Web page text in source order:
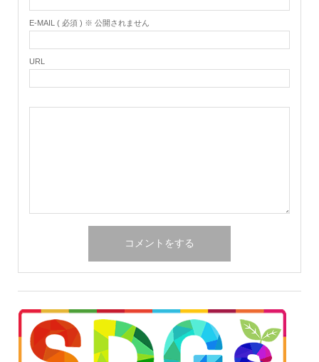
E-MAIL ( 必須 ) ※ 公開されません
URL